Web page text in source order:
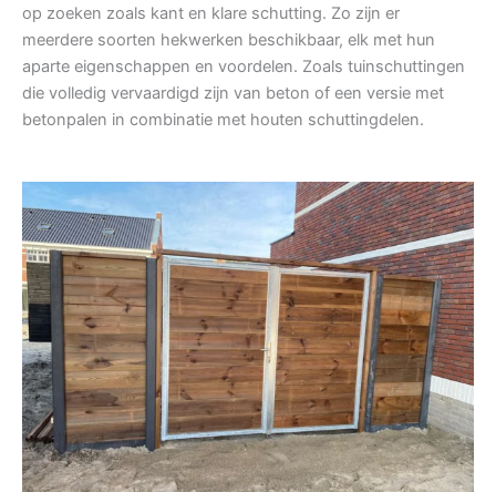
op zoeken zoals kant en klare schutting. Zo zijn er
meerdere soorten hekwerken beschikbaar, elk met hun
aparte eigenschappen en voordelen. Zoals tuinschuttingen
die volledig vervaardigd zijn van beton of een versie met
betonpalen in combinatie met houten schuttingdelen.